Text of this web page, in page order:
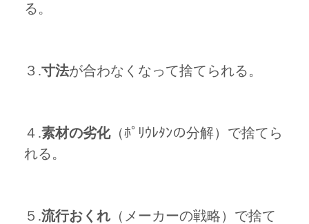
る。
３.寸法が合わなくなって捨てられる。
４.素材の劣化（ﾎﾟﾘｳﾚﾀﾝの分解）で捨てら
れる。
５.流行おくれ （メーカーの戦略）で捨て